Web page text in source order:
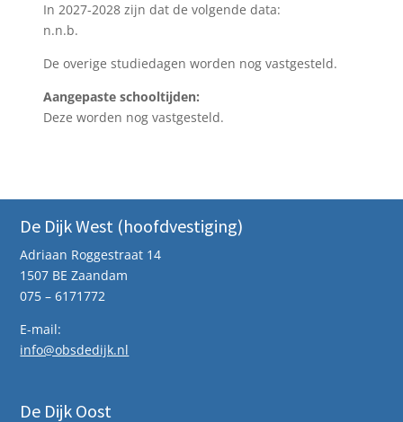
In 2027-2028 zijn dat de volgende data:
n.n.b.
De overige studiedagen worden nog vastgesteld.
Aangepaste schooltijden:
Deze worden nog vastgesteld.
De Dijk West (hoofdvestiging)
Adriaan Roggestraat 14
1507 BE Zaandam
075 – 6171772
E-mail:
info@obsdedijk.nl
De Dijk Oost